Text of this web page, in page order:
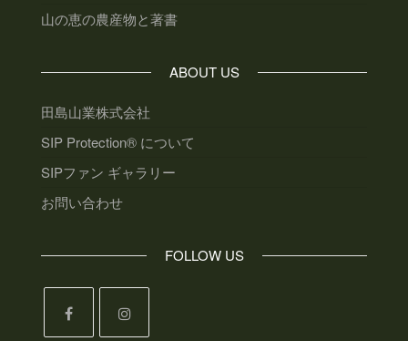
山の恵の農産物と著書
ABOUT US
田島山業株式会社
SIP Protection® について
SIPファン ギャラリー
お問い合わせ
FOLLOW US